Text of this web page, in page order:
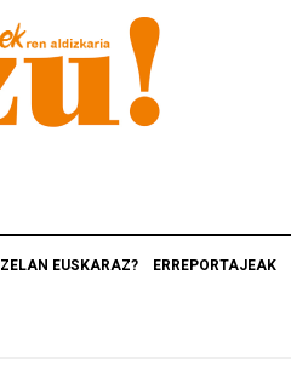
ZELAN EUSKARAZ? ERREPORTAJEAK